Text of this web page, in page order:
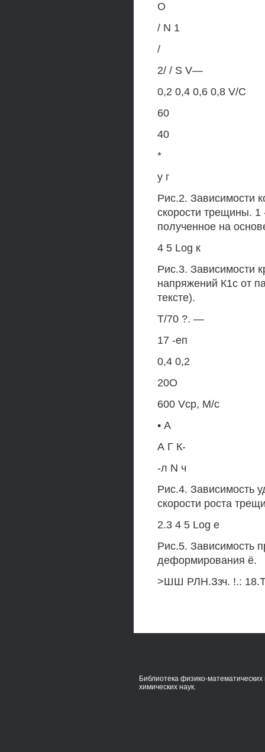
О
/ N 1
/
2/ / S V—
0,2 0,4 0,6 0,8 V/C
60
40
*
у г
Рис.2. Зависимости
скорости трещины.
полученное на
4 5 Log к
Рис.3. Зависимости
напряжений К1с от
тексте).
Т/70 ?. —
17 -еп
0,4 0,2
20О
600 Vcp, М/с
• А
А Г К-
-л N ч
Рис.4. Зависимость
скорости роста
2.3 4 5 Log е
Рис.5. Зависимость
деформирования ё.
>ШШ РЛН.Ззч. !.:
Библиотека физико-математических
химических наук.